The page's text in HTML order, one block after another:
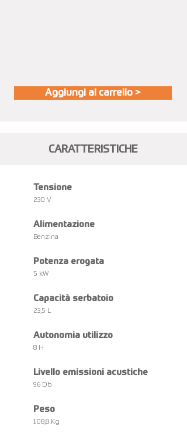
Aggiungi al carrello >
CARATTERISTICHE
Tensione
230 V
Alimentazione
Benzina
Potenza erogata
5 kW
Capacità serbatoio
23,5 L
Autonomia utilizzo
8 H
Livello emissioni acustiche
96 Db
Peso
108,8 Kg